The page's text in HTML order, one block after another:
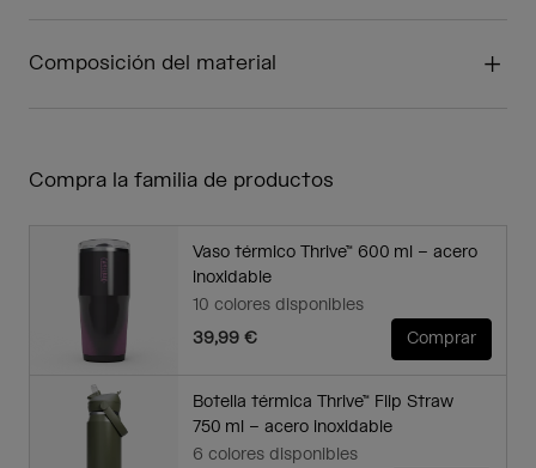
Composición del material
Compra la familia de productos
Vaso térmico Thrive™ 600 ml – acero
inoxidable
10 colores disponibles
39,99 €
Comprar
Botella térmica Thrive™ Flip Straw
750 ml – acero inoxidable
6 colores disponibles